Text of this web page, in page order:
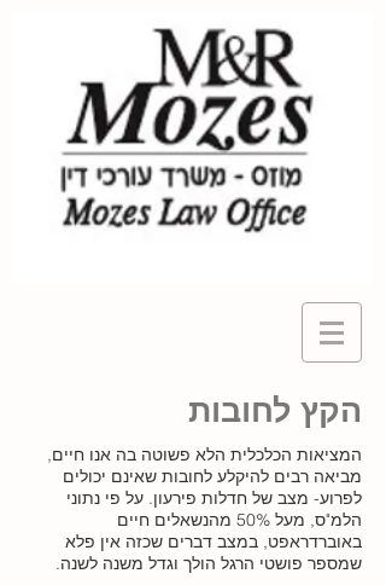
הקץ לחובות
המציאות הכלכלית הלא פשוטה בה אנו חיים,
מביאה רבים להיקלע לחובות שאינם יכולים
לפרוע- מצב של חדלות פירעון. על פי נתוני
הלמ"ס, מעל 50% מהנשאלים חיים
באוברדראפט, במצב דברים שכזה אין פלא
שמספר פושטי הרגל הולך וגדל משנה לשנה.